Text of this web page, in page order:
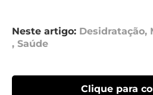
Neste artigo: Desidratação,
, Saúde
Clique para